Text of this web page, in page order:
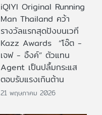
iQIYI Original Running
Man Thailand คว้า
รางวัลแรกสุดปังบนเวที
Kazz Awards “โอ๊ต -
เจฟ - อิ้งค์” ตัวแทน
Agent เป็นปลื้มกระแส
ตอบรับแรงเกินต้าน
21 พฤษภาคม 2026